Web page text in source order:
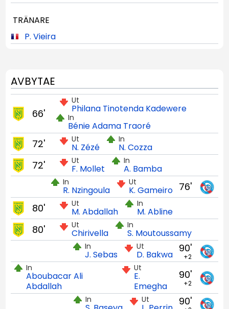
TRÄNARE
P. Vieira
AVBYTAE
Ut
Philana Tinotenda Kadewere
In
Bénie Adama Traoré
66'
Ut
N. Zézé
In
N. Cozza
72'
Ut
F. Mollet
In
A. Bamba
72'
76'
Ut
K. Gameiro
In
R. Nzingoula
Ut
M. Abdallah
In
M. Abline
80'
Ut
Chirivella
In
S. Moutoussamy
80'
90'
+2
Ut
D. Bakwa
In
J. Sebas
90'
+2
Ut
E.
Emegha
In
Aboubacar Ali
Abdallah
90'
Ut
In